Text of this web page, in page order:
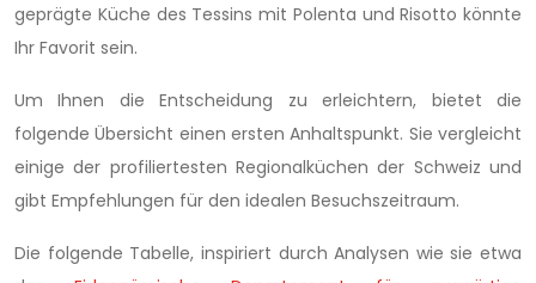
geprägte Küche des Tessins mit Polenta und Risotto könnte
Ihr Favorit sein.
Um Ihnen die Entscheidung zu erleichtern, bietet die
folgende Übersicht einen ersten Anhaltspunkt. Sie vergleicht
einige der profiliertesten Regionalküchen der Schweiz und
gibt Empfehlungen für den idealen Besuchszeitraum.
Die folgende Tabelle, inspiriert durch Analysen wie sie etwa